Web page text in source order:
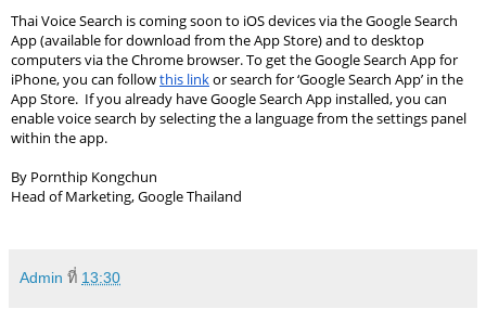
Thai Voice Search is coming soon to iOS devices via the Google Search
App (available for download from the App Store) and to desktop
computers via the Chrome browser. To get the Google Search App for
iPhone, you can follow this link or search for ‘Google Search App’ in the
App Store.  If you already have Google Search App installed, you can
enable voice search by selecting the a language from the settings panel
within the app.
By Pornthip Kongchun
Head of Marketing, Google Thailand
Admin ที่ 13:30